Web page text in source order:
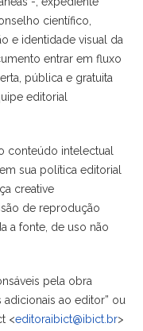
científico,
e identidade visual da
entrar em fluxo
pública e gratuita
editorial
conteúdo intelectual
sua política editorial
creative
de reprodução
a fonte, de uso não
pela obra
adicionais ao editor” ou
<editoraibict@ibict.br>